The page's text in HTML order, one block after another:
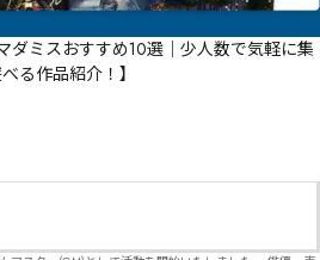
ダミスおすすめ10選｜少人数で気軽に集
る作品紹介！】